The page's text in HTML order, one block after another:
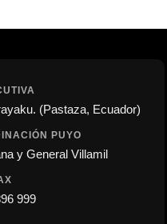
(Pastaza, Ecuador)
PUYO
y General Villamil
999